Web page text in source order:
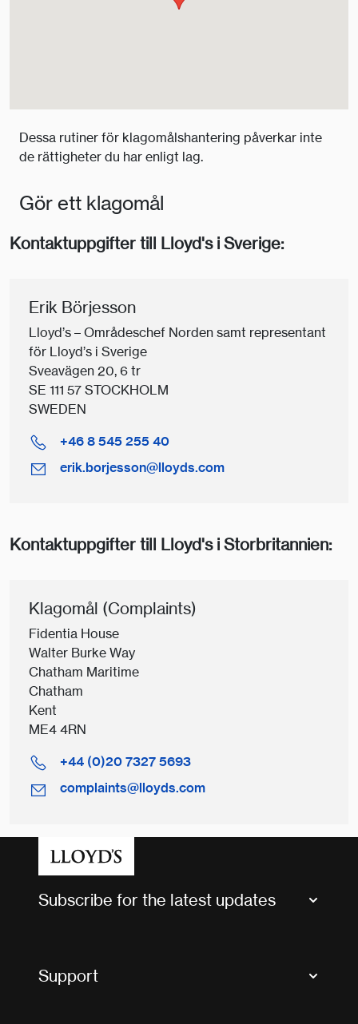
Dessa rutiner för klagomålshantering påverkar inte
de rättigheter du har enligt lag.
Gör ett klagomål
Kontaktuppgifter till Lloyd's i Sverige:
Erik Börjesson
Lloyd’s – Områdeschef Norden samt representant
för Lloyd’s i Sverige
Sveavägen 20, 6 tr
SE 111 57 STOCKHOLM
SWEDEN
+46 8 545 255 40
erik.borjesson@lloyds.com
Kontaktuppgifter till Lloyd's i Storbritannien:
Klagomål (Complaints)
Fidentia House
Walter Burke Way
Chatham Maritime
Chatham
Kent
ME4 4RN
+44 (0)20 7327 5693
complaints@lloyds.com
Subscribe for the latest updates
Support